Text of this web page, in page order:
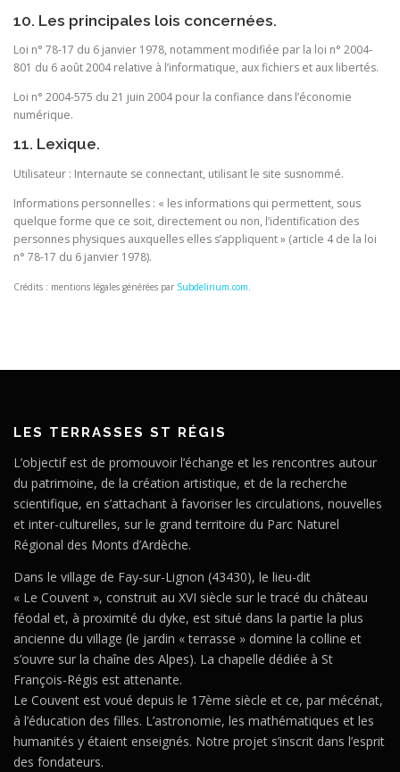
10. Les principales lois concernées.
Loi n° 78-17 du 6 janvier 1978, notamment modifiée par la loi n° 2004-
801 du 6 août 2004 relative à l’informatique, aux fichiers et aux libertés.
Loi n° 2004-575 du 21 juin 2004 pour la confiance dans l’économie
numérique.
11. Lexique.
Utilisateur : Internaute se connectant, utilisant le site susnommé.
Informations personnelles : « les informations qui permettent, sous
quelque forme que ce soit, directement ou non, l’identification des
personnes physiques auxquelles elles s’appliquent » (article 4 de la loi
n° 78-17 du 6 janvier 1978).
Crédits : mentions légales générées par Subdelirium.com
LES TERRASSES ST RÉGIS
L’objectif est de promouvoir l’échange et les rencontres autour
du patrimoine, de la création artistique, et de la recherche
scientifique, en s’attachant à favoriser les circulations, nouvelles
et inter-culturelles, sur le grand territoire du Parc Naturel
Régional des Monts d’Ardèche.
Dans le village de Fay-sur-Lignon (43430), le lieu-dit
« Le Couvent », construit au XVI siècle sur le tracé du château
féodal et, à proximité du dyke, est situé dans la partie la plus
ancienne du village (le jardin « terrasse » domine la colline et
s’ouvre sur la chaîne des Alpes). La chapelle dédiée à St
François-Régis est attenante.
Le Couvent est voué depuis le 17ème siècle et ce, par mécénat,
à l’éducation des filles. L’astronomie, les mathématiques et les
humanités y étaient enseignés. Notre projet s’inscrit dans l’esprit
des fondateurs.